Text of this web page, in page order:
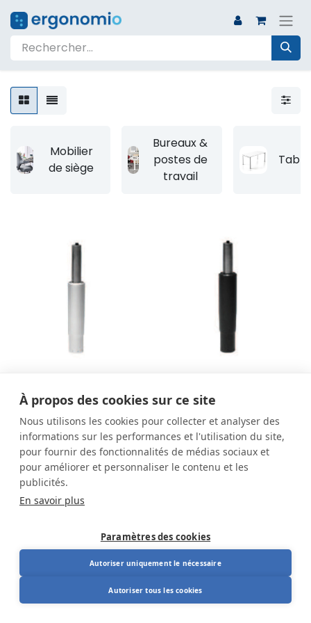
À propos des cookies sur ce site
Nous utilisons les cookies pour collecter et analyser des
informations sur les performances et l'utilisation du site,
pour fournir des fonctionnalités de médias sociaux et
pour améliorer et personnaliser le contenu et les
publicités.
En savoir plus
Paramètres des cookies
Autoriser uniquement le nécessaire
Autoriser tous les cookies
Mobilier
de siège
Bureaux &
postes de
travail
argent pour RH Logic
300/400/RH Extend
219,00€ 197,00€
pour RH Logic
300/400/RH Extend
219,00€ 197,00€